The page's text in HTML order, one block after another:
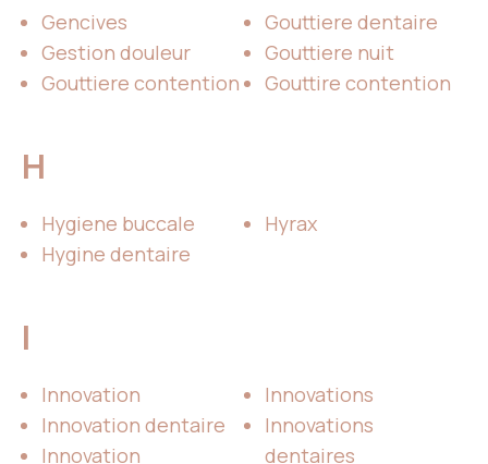
Gencives
Gestion douleur
Gouttiere contention
Gouttiere dentaire
Gouttiere nuit
Gouttire contention
H
Hygiene buccale
Hygine dentaire
Hyrax
I
Innovation
Innovation dentaire
Innovation
Innovations
Innovations
dentaires